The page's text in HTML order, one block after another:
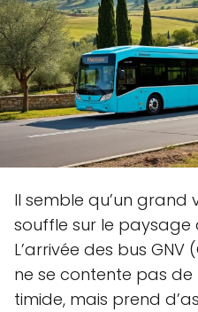
Il semble qu’un
souffle sur le paysage
L’arrivée des bus GNV
ne se contente pas
timide, mais prend